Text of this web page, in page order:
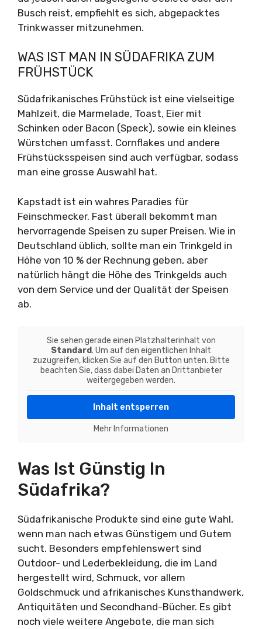
Busch reist, empfiehlt es sich, abgepacktes
Trinkwasser mitzunehmen.
WAS IST MAN IN SÜDAFRIKA ZUM
FRÜHSTÜCK
Südafrikanisches Frühstück ist eine vielseitige
Mahlzeit, die Marmelade, Toast, Eier mit
Schinken oder Bacon (Speck), sowie ein kleines
Würstchen umfasst. Cornflakes und andere
Frühstücksspeisen sind auch verfügbar, sodass
man eine grosse Auswahl hat.
Kapstadt ist ein wahres Paradies für
Feinschmecker. Fast überall bekommt man
hervorragende Speisen zu super Preisen. Wie in
Deutschland üblich, sollte man ein Trinkgeld in
Höhe von 10 % der Rechnung geben, aber
natürlich hängt die Höhe des Trinkgelds auch
von dem Service und der Qualität der Speisen
ab.
Sie sehen gerade einen Platzhalterinhalt von
Standard. Um auf den eigentlichen Inhalt
zuzugreifen, klicken Sie auf den Button unten. Bitte
beachten Sie, dass dabei Daten an Drittanbieter
weitergegeben werden.
Inhalt entsperren
Mehr Informationen
Was Ist Günstig In
Südafrika?
Südafrikanische Produkte sind eine gute Wahl,
wenn man nach etwas Günstigem und Gutem
sucht. Besonders empfehlenswert sind
Outdoor- und Lederbekleidung, die im Land
hergestellt wird, Schmuck, vor allem
Goldschmuck und afrikanisches Kunsthandwerk,
Antiquitäten und Secondhand-Bücher. Es gibt
noch viele weitere Angebote, die man sich